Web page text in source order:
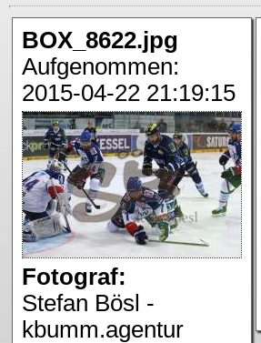
BOX_8622.jpg
Aufgenommen:
2015-04-22 21:19:15
Fotograf:
Stefan Bösl -
kbumm.agentur